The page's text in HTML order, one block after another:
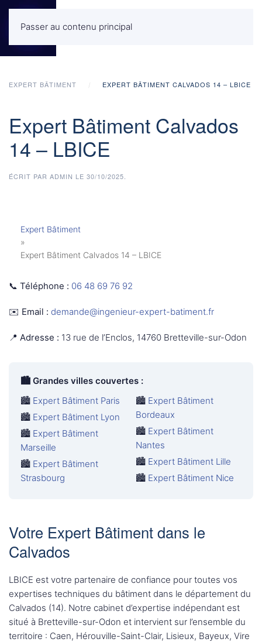
Passer au contenu principalMENU
EXPERT BÂTIMENT EXPERT BÂTIMENT CALVADOS 14 – LBICE
Expert Bâtiment Calvados
14 – LBICE
ÉCRIT PAR ADMIN LE 30/10/2025
Expert Bâtiment
»
Expert Bâtiment Calvados 14 – LBICE
📞 Téléphone : 06 48 69 76 92
✉️ Email : demande@ingenieur-expert-batiment.fr
📍 Adresse : 13 rue de l’Enclos, 14760 Bretteville-sur-Odon
🏙️ Grandes villes couvertes :
🏙️ Expert Bâtiment Paris
🏙️ Expert Bâtiment Lyon
🏙️ Expert Bâtiment
Marseille
🏙️ Expert Bâtiment
Strasbourg
🏙️ Expert Bâtiment
Bordeaux
🏙️ Expert Bâtiment
Nantes
🏙️ Expert Bâtiment Lille
🏙️ Expert Bâtiment Nice
Votre Expert Bâtiment dans le
Calvados
LBICE est votre partenaire de confiance pour toutes vos
expertises techniques du bâtiment dans le département du
Calvados (14). Notre cabinet d’expertise indépendant est
situé à Bretteville-sur-Odon et intervient sur l’ensemble du
territoire : Caen, Hérouville-Saint-Clair, Lisieux, Bayeux, Vire